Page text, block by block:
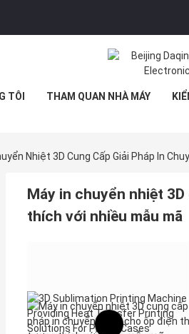
TÔI THAM QUAN NHÀ MÁY
Nhiệt 3D Cung Cấp Giải Pháp In
Máy in chuyển nhiệt
thích với nhiều mẫu mã